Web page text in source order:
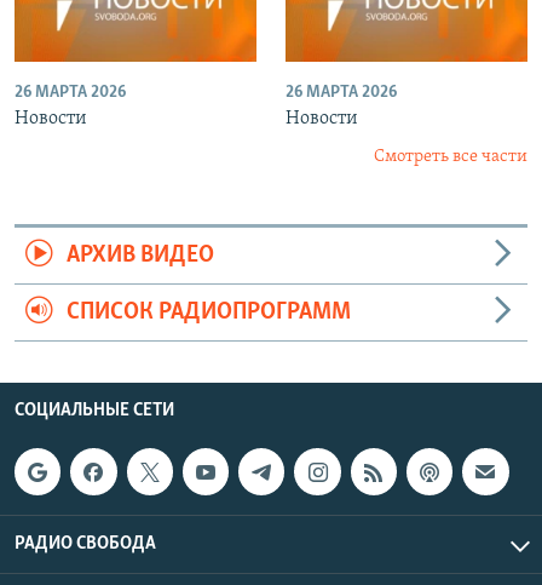
26 МАРТА 2026
Новости
26 МАРТА 2026
Новости
Смотреть все части
АРХИВ ВИДЕО
СПИСОК РАДИОПРОГРАММ
СОЦИАЛЬНЫЕ СЕТИ
РАДИО СВОБОДА